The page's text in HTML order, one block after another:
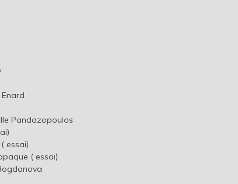
Pandazopoulos
essai)
( essai)